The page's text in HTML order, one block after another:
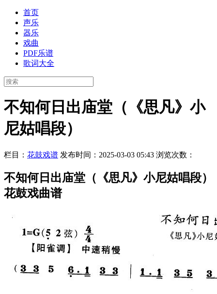
首页
声乐
器乐
戏曲
PDF乐谱
歌词大全
不知何日出庙堂（《思凡》小
尼姑唱段）
栏目： 花鼓戏谱 发布时间：2025-03-03 05:43 浏览次数：
不知何日出庙堂（《思凡》小尼姑唱段）
花鼓戏曲谱